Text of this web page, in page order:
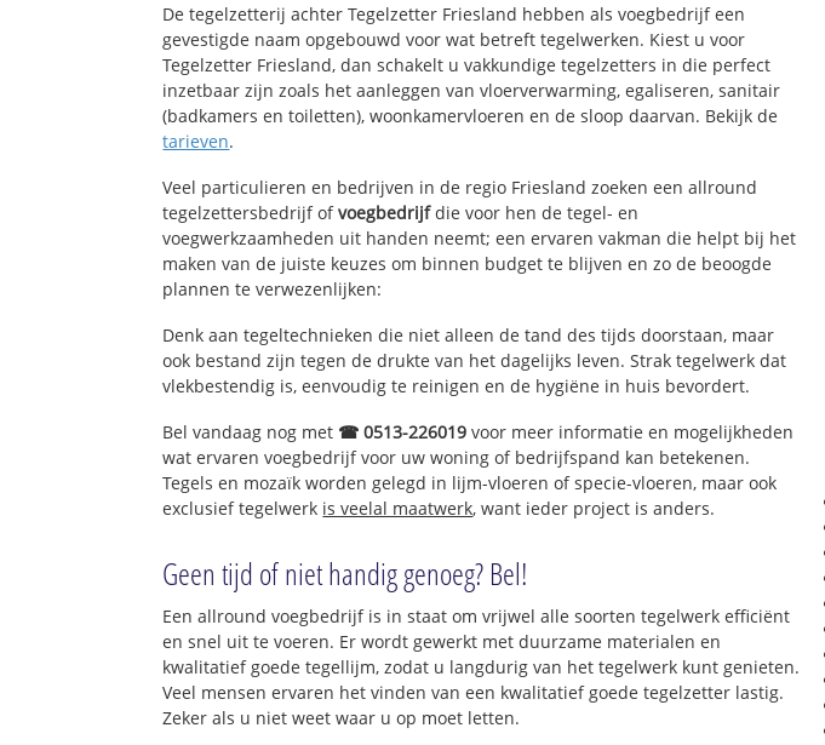
De tegelzetterij achter Tegelzetter Friesland hebben als voegbedrijf een
gevestigde naam opgebouwd voor wat betreft tegelwerken. Kiest u voor
Tegelzetter Friesland, dan schakelt u vakkundige tegelzetters in die perfect
inzetbaar zijn zoals het aanleggen van vloerverwarming, egaliseren, sanitair
(badkamers en toiletten), woonkamervloeren en de sloop daarvan. Bekijk de
tarieven.
Veel particulieren en bedrijven in de regio Friesland zoeken een allround
tegelzettersbedrijf ofvoegbedrijfdie voor hen de tegel- en
voegwerkzaamheden uit handen neemt; een ervaren vakman die helpt bij het
maken van de juiste keuzes om binnen budget te blijven en zo de beoogde
plannen te verwezenlijken:
Denk aan tegeltechnieken die niet alleen de tand des tijds doorstaan, maar
ook bestand zijn tegen de drukte van het dagelijks leven. Strak tegelwerk dat
vlekbestendig is, eenvoudig te reinigen en de hygiëne in huis bevordert.
Bel vandaag nog met ☎ 0513-226019 voor meer informatie en mogelijkheden
wat ervaren voegbedrijf voor uw woning of bedrijfspand kan betekenen.
Tegels en mozaïk worden gelegd in lijm-vloeren of specie-vloeren, maar ook
exclusief tegelwerk is veelal maatwerk, want ieder project is anders.
Geen tijd of niet handig genoeg? Bel!
Een allround voegbedrijf is in staat om vrijwel alle soorten tegelwerk efficiënt
en snel uit te voeren. Er wordt gewerkt met duurzame materialen en
kwalitatief goede tegellijm, zodat u langdurig van het tegelwerk kunt genieten.
Veel mensen ervaren het vinden van een kwalitatief goede tegelzetter lastig.
Zeker als u niet weet waar u op moet letten.